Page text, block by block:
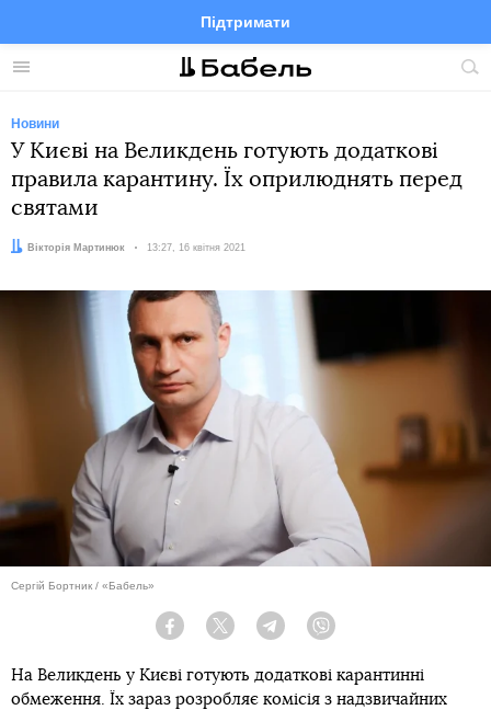
Меню
Підтримати
FacebookTelegramTwitter
Новини
У Києві на Великдень готують додаткові
правила карантину. Їх оприлюднять перед
святами
Автор:Вікторія Мартинюк Дата:
13:27, 16 квітня 2021
Сергій Бортник / «Бабель»
Facebook Twitter Telegram
На Великдень у Києві готують додаткові карантинні
обмеження. Їх зараз розробляє комісія з надзвичайних